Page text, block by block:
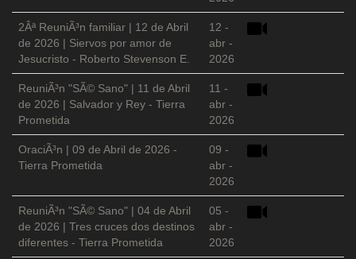
2Âª ReuniÃ³n familiar | 12 de Abril
de 2026 | Siervos por amor de
Jesucristo - Roberto Stevenson E.
12 -
abr -
2026
ReuniÃ³n "SÃ© Sano" | 11 de Abril
de 2026 | Salvador y Rey - Tierra
Prometida
11 -
abr -
2026
OraciÃ³n | 09 de Abril de 2026 -
Tierra Prometida
09 -
abr -
2026
ReuniÃ³n "SÃ© Sano" | 04 de Abril
de 2026 | Tres cruces dos destinos
diferentes - Tierra Prometida
05 -
abr -
2026